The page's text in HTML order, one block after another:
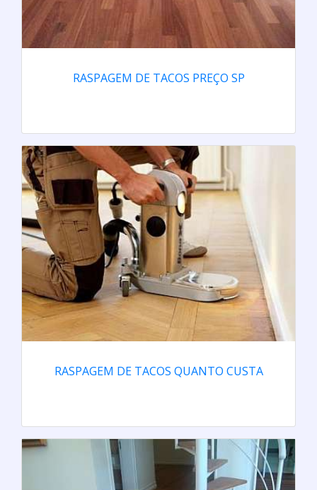
RASPAGEM DE TACOS PREÇO SP
RASPAGEM DE TACOS QUANTO CUSTA